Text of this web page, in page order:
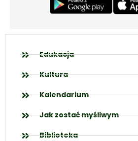
Edukacja
Kultura
Kalendarium
Jak zostać myśliwym
Biblioteka